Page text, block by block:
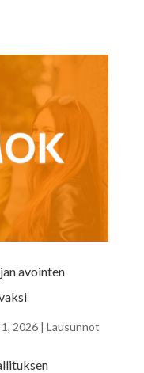
avointen
2026| Lausunnot